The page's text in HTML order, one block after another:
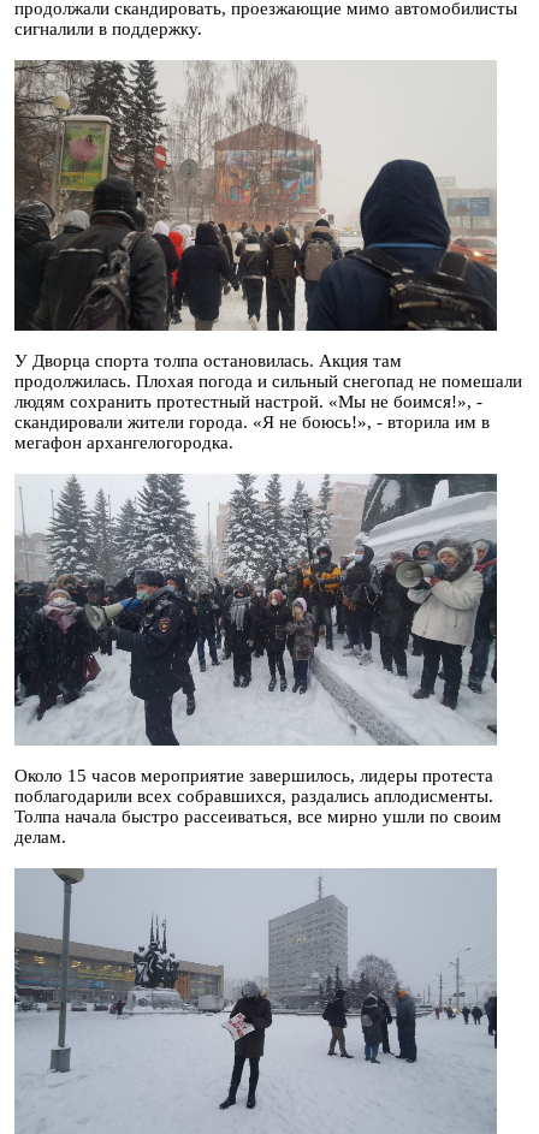
продолжали скандировать, проезжающие мимо автомобилисты
сигналили в поддержку.
У Дворца спорта толпа остановилась. Акция там
продолжилась. Плохая погода и сильный снегопад не помешали
людям сохранить протестный настрой. «Мы не боимся!», -
скандировали жители города. «Я не боюсь!», - вторила им в
мегафон архангелогородка.
Около 15 часов мероприятие завершилось, лидеры протеста
поблагодарили всех собравшихся, раздались аплодисменты.
Толпа начала быстро рассеиваться, все мирно ушли по своим
делам.